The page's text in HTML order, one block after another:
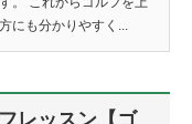
にも分かりやすく...